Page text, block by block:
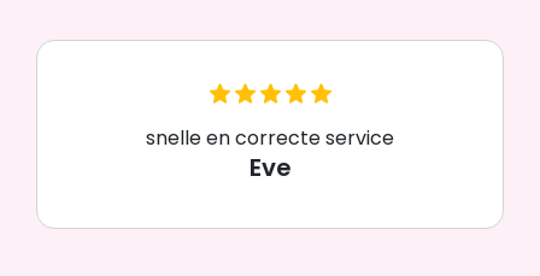
snelle en correcte service
Eve